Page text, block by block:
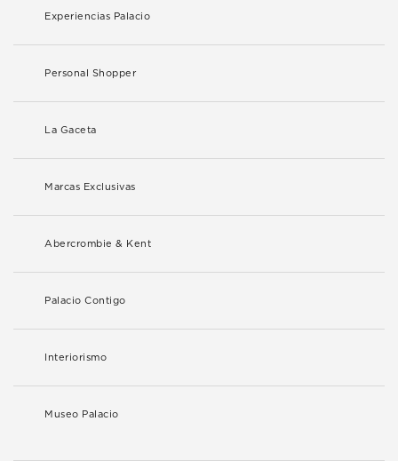
Experiencias Palacio
Personal Shopper
La Gaceta
Marcas Exclusivas
Abercrombie & Kent
Palacio Contigo
Interiorismo
Museo Palacio